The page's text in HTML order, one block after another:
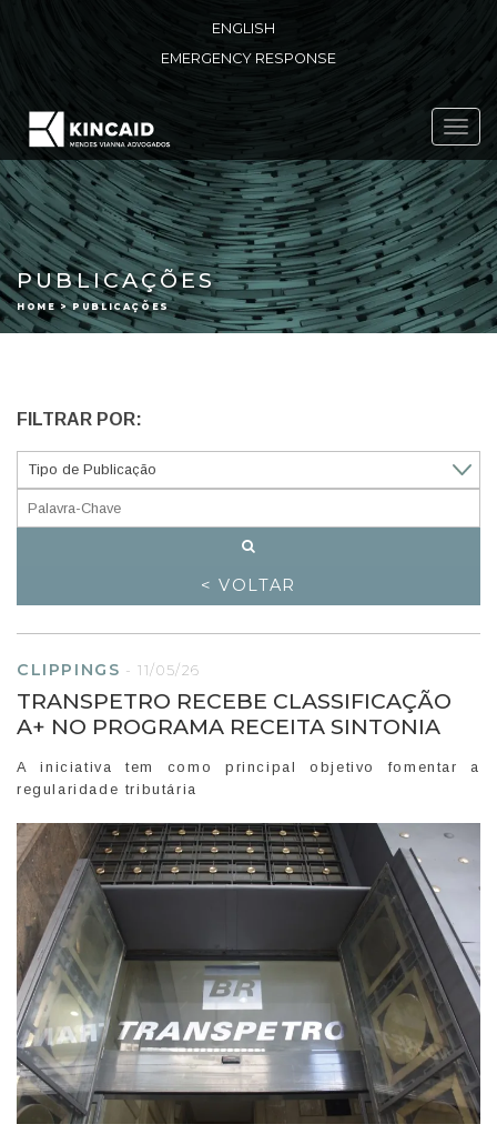
ENGLISH
EMERGENCY RESPONSE
PUBLICAÇÕES
HOME > PUBLICAÇÕES
FILTRAR POR:
< VOLTAR
CLIPPINGS -11/05/26
TRANSPETRO RECEBE CLASSIFICAÇÃO
A+ NO PROGRAMA RECEITA SINTONIA
A iniciativa tem como principal objetivo fomentar a
regularidade tributária